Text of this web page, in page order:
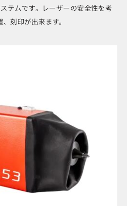
テムです。レーザーの安全性を考
刻印が出来ます。